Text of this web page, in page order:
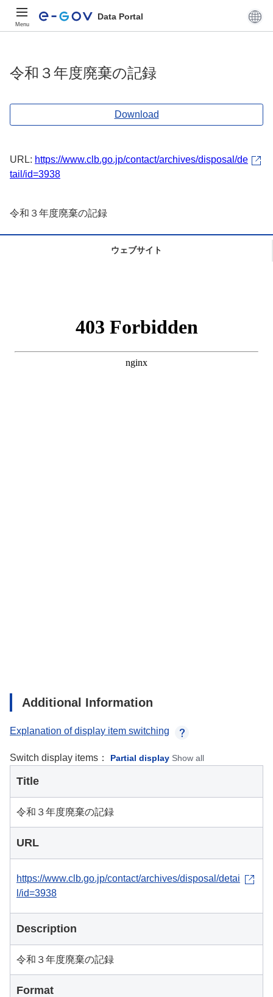
Menu
Data Portal
令和３年度廃棄の記録
Download
URL: https://www.clb.go.jp/contact/archives/disposal/de
tail/id=3938
令和３年度廃棄の記録
ウェブサイト
Additional Information
Explanation of display item switching
Switch display items： Partial display Show all
Title
令和３年度廃棄の記録
URL
https://www.clb.go.jp/contact/archives/disposal/detai
l/id=3938
Description
令和３年度廃棄の記録
Format